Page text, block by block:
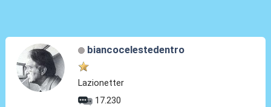
biancocelestedentro
Lazionetter
17.230